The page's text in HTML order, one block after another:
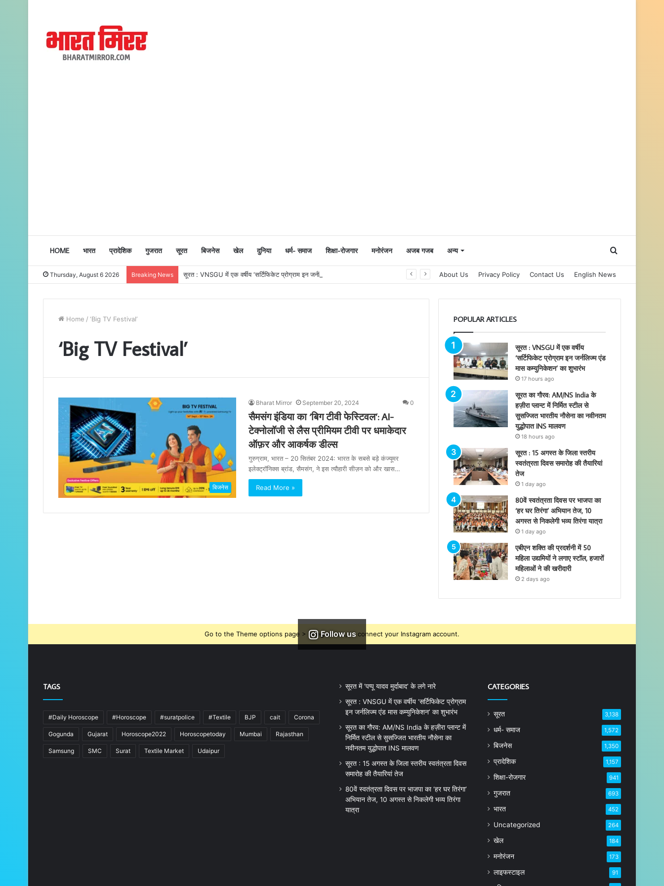
HOME भारत प्रादेशिक गुजरात सूरत बिजनेस खेल दुनिया धर्म- समाज शिक्षा-रोजगार मनोरंजन अजब गजब अन्य Search
Thursday, August 6 2026 Breaking News About Us Privacy Policy Contact Us English News
Home / ‘Big TV Festival’
‘Big TV Festival’
बिजनेस
Bharat Mirror September 20, 2024 0
सैमसंग इंडिया का ‘बिग टीवी फेस्टिवल’: AI-
टेक्‍नोलॉजी से लैस प्रीमियम टीवी पर धमाकेदार
ऑफ़र और आकर्षक डील्स
गुरुग्राम, भारत – 20 सितंबर 2024: भारत के सबसे बड़े कंज्यूमर
इलेक्ट्रॉनिक्स ब्रांड, सैमसंग, ने इस त्यौहारी सीज़न को और खास…
Read More »
POPULAR ARTICLES
सूरत : VNSGU में एक वर्षीय
‘सर्टिफिकेट प्रोग्राम इन जर्नलिज्म एंड
मास कम्युनिकेशन’ का शुभारंभ
17 hours ago
सूरत का गौरव: AM/NS India के
हज़ीरा प्लान्ट में निर्मित स्टील से
सुसज्जित भारतीय नौसेना का नवीनतम
युद्धोपात INS मालवण
18 hours ago
सूरत : 15 अगस्त के जिला स्तरीय
स्वतंत्रता दिवस समारोह की तैयारियां
तेज
1 day ago
80वें स्वतंत्रता दिवस पर भाजपा का
‘हर घर तिरंगा’ अभियान तेज, 10
अगस्त से निकलेगी भव्य तिरंगा यात्रा
1 day ago
एबीएन शक्ति की प्रदर्शनी में 50
महिला उद्यमियों ने लगाए स्टॉल, हजारों
महिलाओं ने की खरीदारी
2 days ago
Follow us
Go to the Theme options page > Integrations, to connect your Instagram account.
TAGS
#Daily Horoscope #Horoscope #suratpolice #Textile BJP cait Corona
Gogunda Gujarat Horoscope2022 Horoscopetoday Mumbai Rajasthan
Samsung SMC Surat Textile Market Udaipur
सूरत में ‘पप्पू यादव मुर्दाबाद’ के लगे नारे
सूरत : VNSGU में एक वर्षीय ‘सर्टिफिकेट प्रोग्राम
इन जर्नलिज्म एंड मास कम्युनिकेशन’ का शुभारंभ
सूरत का गौरव: AM/NS India के हज़ीरा प्लान्ट में
निर्मित स्टील से सुसज्जित भारतीय नौसेना का
नवीनतम युद्धोपात INS मालवण
सूरत : 15 अगस्त के जिला स्तरीय स्वतंत्रता दिवस
समारोह की तैयारियां तेज
80वें स्वतंत्रता दिवस पर भाजपा का ‘हर घर तिरंगा’
अभियान तेज, 10 अगस्त से निकलेगी भव्य तिरंगा
यात्रा
CATEGORIES
सूरत 3,138
धर्म- समाज 1,572
बिजनेस 1,350
प्रादेशिक 1,157
शिक्षा-रोजगार 941
गुजरात 693
भारत 452
Uncategorized 264
खेल 184
मनोरंजन 173
लाइफस्टाइल 91